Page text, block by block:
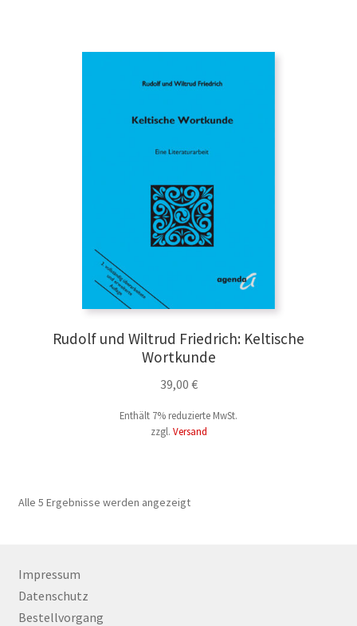
Rudolf und Wiltrud Friedrich: Keltische
Wortkunde
39,00 €
Enthält 7% reduzierte MwSt.
zzgl. Versand
Alle 5 Ergebnisse werden angezeigtNach
Impressum
Datenschutz
Bestellvorgang